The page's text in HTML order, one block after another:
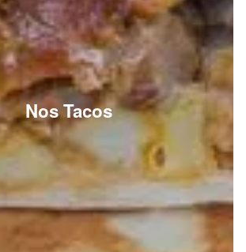
Nos Tacos